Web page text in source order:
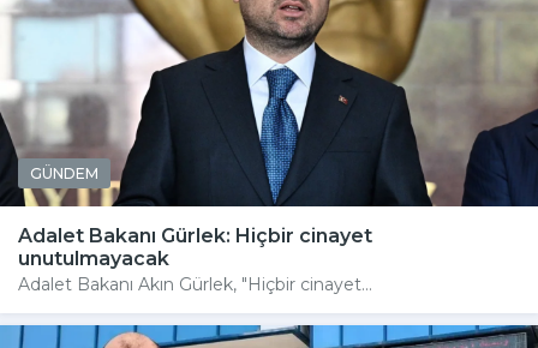
GÜNDEM
Adalet Bakanı Gürlek: Hiçbir cinayet
unutulmayacak
Adalet Bakanı Akın Gürlek, "Hiçbir cinayet...